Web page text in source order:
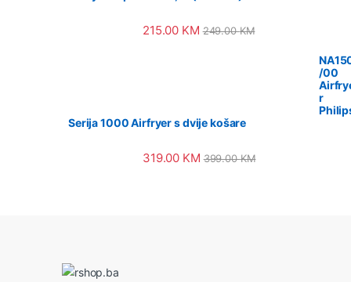
215.00 KM 249.00KM
/00
r
Serija 1000 Airfryer s dvije košare
319.00 KM 399.00KM